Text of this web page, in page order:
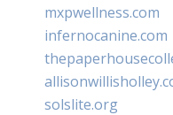
mxpwellness.com
infernocanine.com
solslite.org